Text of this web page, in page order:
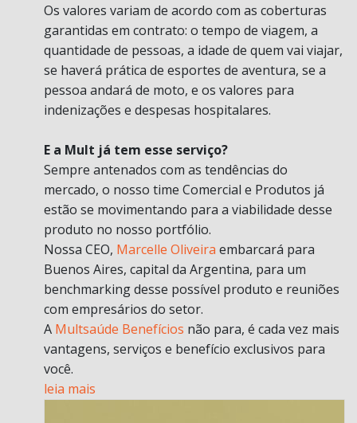
Os valores variam de acordo com as coberturas
garantidas em contrato: o tempo de viagem, a
quantidade de pessoas, a idade de quem vai viajar,
se haverá prática de esportes de aventura, se a
pessoa andará de moto, e os valores para
indenizações e despesas hospitalares.
E a Mult já tem esse serviço?
Sempre antenados com as tendências do
mercado, o nosso time Comercial e Produtos já
estão se movimentando para a viabilidade desse
produto no nosso portfólio.
Nossa CEO, Marcelle Oliveira embarcará para
Buenos Aires, capital da Argentina, para um
benchmarking desse possível produto e reuniões
com empresários do setor.
A Multsaúde Benefícios não para, é cada vez mais
vantagens, serviços e benefício exclusivos para
você.
leia mais